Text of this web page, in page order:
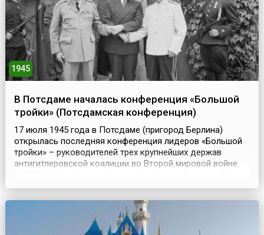
1945
В Потсдаме началась конференция «Большой
тройки» (Потсдамская конференция)
17 июля 1945 года в Потсдаме (пригород Берлина)
открылась последняя конференция лидеров «Большой
тройки» – руководителей трех крупнейших держав
антигитлеровской коалиции во Второй мировой войне
Трумэна и Уинстона Черчилля. В истории она известна
её целью стало определение дальнейших шагов п...